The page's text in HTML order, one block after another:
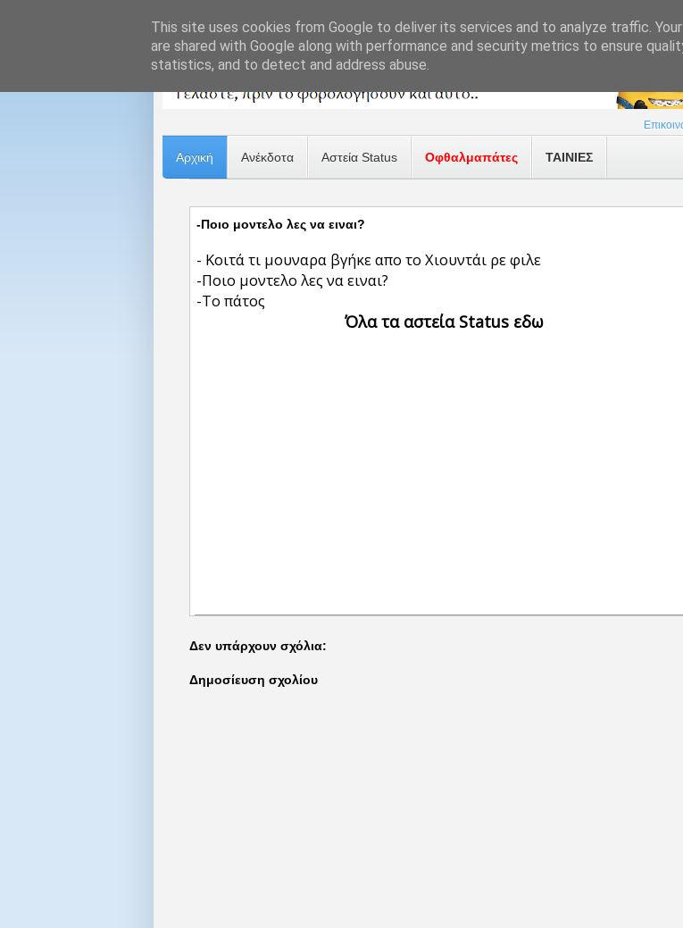
Αρχική Ανέκδοτα Αστεία Status Οφθαλμαπάτες ΤΑΙΝΙΕΣ
-Ποιο μοντελο λες να ειναι?
- Κοιτά τι μουναρα βγήκε απο το Χιουντάι ρε φιλε
-Ποιο μοντελο λες να ειναι?
-Το πάτος
Όλα τα αστεία Status εδω
Δεν υπάρχουν σχόλια:
Δημοσίευση σχολίου
This site uses cookies from Google to deliver its services and to analyze traffic.
are shared with Google along with performance and security metrics to ensure
statistics, and to detect and address abuse.